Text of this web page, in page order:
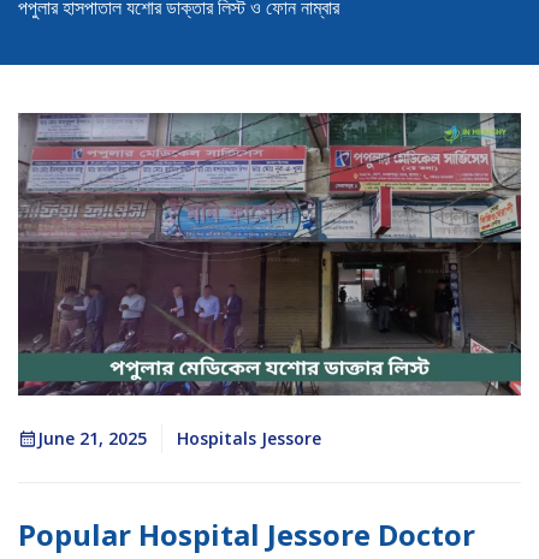
পপুলার হাসপাতাল যশোর ডাক্তার লিস্ট ও ফোন নাম্বার
June 21, 2025 Hospitals Jessore
Popular Hospital Jessore Doctor